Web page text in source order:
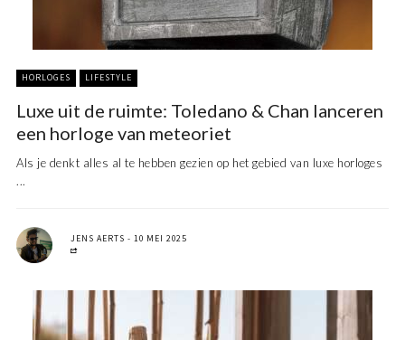
HORLOGES LIFESTYLE
Luxe uit de ruimte: Toledano & Chan lanceren
een horloge van meteoriet
Als je denkt alles al te hebben gezien op het gebied van luxe horloges
...
JENS AERTS 10 MEI 2025